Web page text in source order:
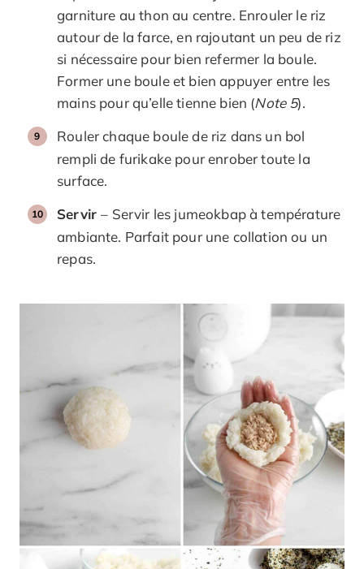
garniture au thon au centre. Enrouler le riz
autour de la farce, en rajoutant un peu de riz
si nécessaire pour bien refermer la boule.
Former une boule et bien appuyer entre les
mains pour qu’elle tienne bien (Note 5).
Rouler chaque boule de riz dans un bol
rempli de furikake pour enrober toute la
surface.
Servir– Servir les jumeokbap à température
ambiante. Parfait pour une collation ou un
repas.